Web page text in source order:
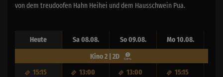
von dem treudoofen Hahn Heihei und dem Hausschwein Pua.
Heute Sa 08.08. So 09.08. Mo 10.08.
15:15 13:00 13:00 15:15
Kino 2 | 2D